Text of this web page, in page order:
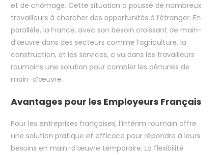
et de chômage. Cette situation a poussé de nombreux
travailleurs à chercher des opportunités à l’étranger. En
parallèle, la France, avec son besoin croissant de main-
d’œuvre dans des secteurs comme l’agriculture, la
construction, et les services, a vu dans les travailleurs
roumains une solution pour combler les pénuries de
main-d’œuvre.
Avantages pour les Employeurs Français
Pour les entreprises françaises, l’intérim roumain offre
une solution pratique et efficace pour répondre à leurs
besoins en main-d’œuvre temporaire. La flexibilité